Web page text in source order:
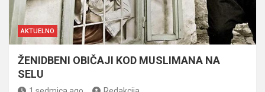
AKTUELNO
ŽENIDBENI OBIČAJI KOD MUSLIMANA NA
SELU